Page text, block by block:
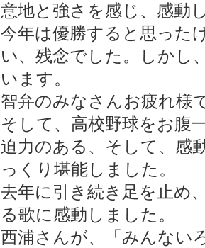
意地と強さを感じ、感動
今年は優勝すると思った
い、残念でした。しかし
います。
智弁のみなさんお疲れ様
そして、高校野球をお腹
迫力のある、そして、感
っくり堪能しました。
去年に引き続き足を止め
る歌に感動しました。
西浦さんが、「みんない